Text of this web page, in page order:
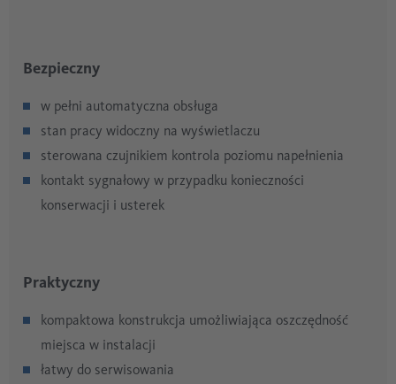
Bezpieczny
w pełni automatyczna obsługa
stan pracy widoczny na wyświetlaczu
sterowana czujnikiem kontrola poziomu napełnienia
kontakt sygnałowy w przypadku konieczności
konserwacji i usterek
Praktyczny
kompaktowa konstrukcja umożliwiająca oszczędność
miejsca w instalacji
łatwy do serwisowania